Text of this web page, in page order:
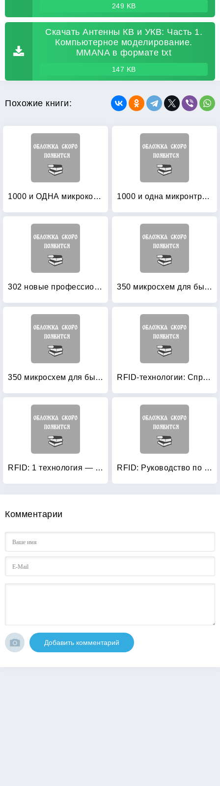
249 KB
Скачать Антенны КВ и УКВ: Часть 1.
Компьютерное моделирование.
MMANA в формате txt
147 KB
Похожие книги:
1000 и ОДНА микроконтроллерная СХЕМА: Выпуск 2 (+ CD-ROM) 1000 и одна микронтроллерная схема: Выпуск 1 (+ CD-ROM)
302 новые профессиональные схемы: Схемотехнические решения для радиолюбителей и профессионалов 350 микросхем для бытовой радиоаппаратуры: Справочник
350 микросхем для бытовой радиоаппаратуры: Справочник RFID-технологии: Справочное пособие
RFID: 1 технология — 1000 решений: Практические примеры использования RFID в различных областях RFID: Руководство по внедрению
Комментарии